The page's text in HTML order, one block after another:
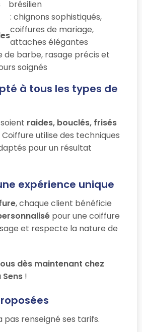
brésilien
: chignons sophistiqués,
coiffures de mariage,
attaches élégantes
de barbe, rasage précis et
soignés
à tous les types de
raides, bouclés, frisés
Coiffure utilise des techniques
pour un résultat
expérience unique
, chaque client bénéficie
pour une coiffure
et respecte la nature de
dès maintenant chez
!
pas renseigné ses tarifs.